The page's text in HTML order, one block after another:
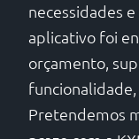
necessidades
aplicativo foi
orçamento,
Pretendemos